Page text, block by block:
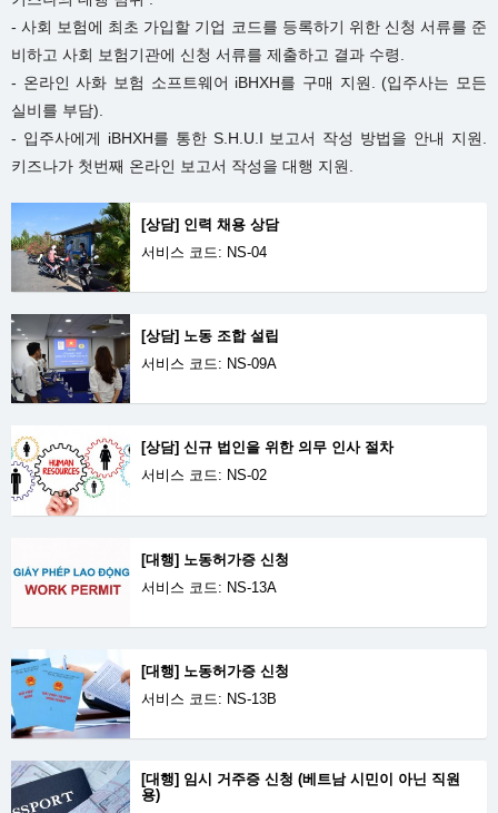
- 사회 보험에 최초 가입할 기업 코드를 등록하기 위한 신청 서류를 준
비하고 사회 보험기관에 신청 서류를 제출하고 결과 수령.
- 온라인 사화 보험 소프트웨어 iBHXH를 구매 지원. (입주사는 모든
실비를 부담).
- 입주사에게 iBHXH를 통한 S.H.U.I 보고서 작성 방법을 안내 지원.
키즈나가 첫번째 온라인 보고서 작성을 대행 지원.
[상담] 인력 채용 상담
서비스 코드: NS-04
[상담] 노동 조합 설립
서비스 코드: NS-09A
[상담] 신규 법인을 위한 의무 인사 절차
서비스 코드: NS-02
[대행] 노동허가증 신청
서비스 코드: NS-13A
[대행] 노동허가증 신청
서비스 코드: NS-13B
[대행] 임시 거주증 신청 (베트남 시민이 아닌 직원
용)